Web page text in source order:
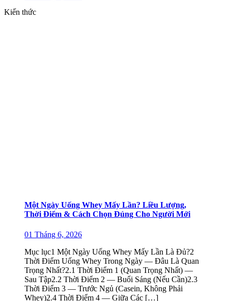
Kiến thức
Một Ngày Uống Whey Mấy Lần? Liều Lượng,
Thời Điểm & Cách Chọn Đúng Cho Người Mới
01 Tháng 6, 2026
Mục lục1 Một Ngày Uống Whey Mấy Lần Là Đủ?2
Thời Điểm Uống Whey Trong Ngày — Đâu Là Quan
Trọng Nhất?2.1 Thời Điểm 1 (Quan Trọng Nhất) —
Sau Tập2.2 Thời Điểm 2 — Buổi Sáng (Nếu Cần)2.3
Thời Điểm 3 — Trước Ngủ (Casein, Không Phải
Whey)2.4 Thời Điểm 4 — Giữa Các […]